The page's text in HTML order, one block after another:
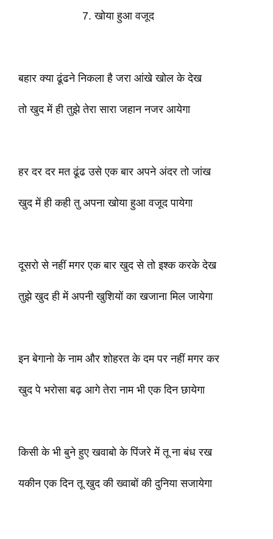
7. खोया हुआ वजूद
बहार क्या ढूंढने निकला है जरा आंखे खोल के देख
तो खुद में ही तुझे तेरा सारा जहान नजर आयेगा
हर दर दर मत ढूंढ उसे एक बार अपने अंदर तो जांख
खुद में ही कही तु अपना खोया हुआ वजूद पायेगा
दूसरो से नहीं मगर एक बार खुद से तो इश्क करके देख
तुझे खुद ही में अपनी खुशियों का खजाना मिल जायेगा
इन बेगानो के नाम और शोहरत के दम पर नहीं मगर कर
खुद पे भरोसा बढ़ आगे तेरा नाम भी एक दिन छायेगा
किसी के भी बुने हुए खवाबो के पिंजरे में तू ना बंध रख
यकीन एक दिन तू खुद की ख्वाबों की दुनिया सजायेगा